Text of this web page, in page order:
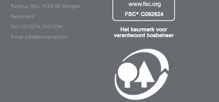
Postbus 960, 7550 AZ Hengelo
Nederland
Tel: +31(0)74 2501394
Email: info@inncempro.nl